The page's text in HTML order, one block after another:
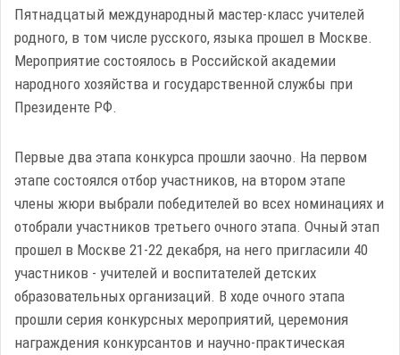
Пятнадцатый международный мастер-класс учителей
родного, в том числе русского, языка прошел в Москве.
Мероприятие состоялось в Российской академии
народного хозяйства и государственной службы при
Президенте РФ.
Первые два этапа конкурса прошли заочно. На первом
этапе состоялся отбор участников, на втором этапе
члены жюри выбрали победителей во всех номинациях и
отобрали участников третьего очного этапа. Очный этап
прошел в Москве 21-22 декабря, на него пригласили 40
участников - учителей и воспитателей детских
образовательных организаций. В ходе очного этапа
прошли серия конкурсных мероприятий, церемония
награждения конкурсантов и научно-практическая